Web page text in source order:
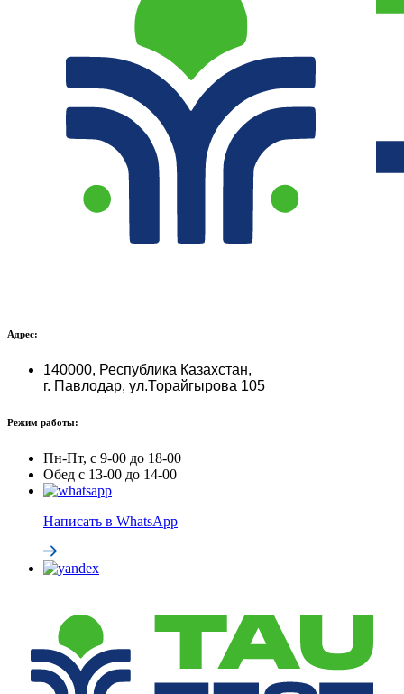
Адрес:
140000, Республика Казахстан,
г. Павлодар, ул.Торайгырова 105
Режим работы:
Пн-Пт, с 9-00 до 18-00
Обед с 13-00 до 14-00
Написать в WhatsApp